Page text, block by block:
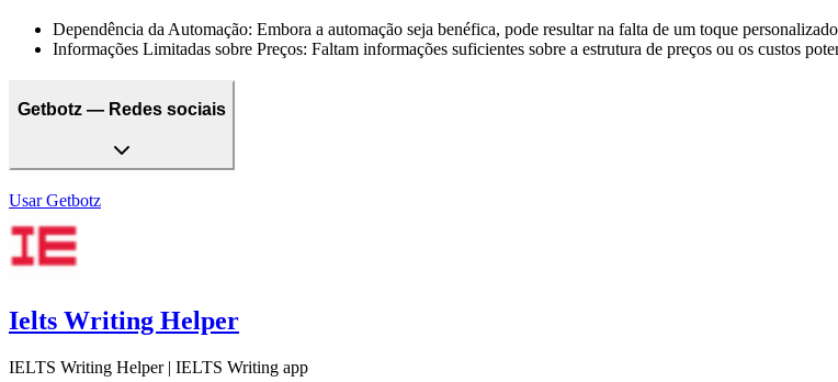
Dependência da Automação: Embora a automação seja benéfica, pode resultar na falta de um toque
Informações Limitadas sobre Preços: Faltam informações suficientes sobre a estrutura de preços ou os custos
Getbotz — Redes sociais
Usar Getbotz
Ielts Writing Helper
IELTS Writing Helper | IELTS Writing app